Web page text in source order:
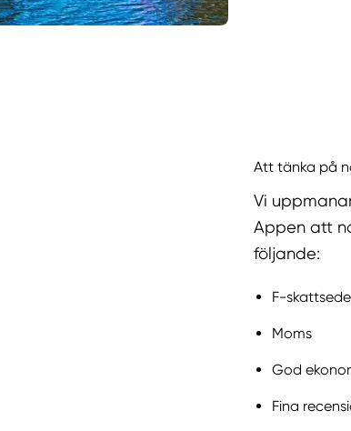
Att tänka på
Vi
Appen att
följande:
F-
Moms
God
Fina